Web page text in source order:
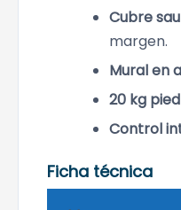
Cubre
margen.
Mural en
20 kg
Control
Ficha técnica